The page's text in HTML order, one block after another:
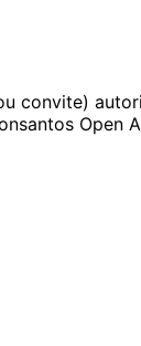
convite)
Open